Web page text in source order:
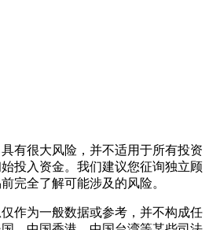
有很大风险，并不适用于所有投资
投入资金。我们建议您征询独立顾
完全了解可能涉及的风险。
作为一般数据或参考，并不构成任